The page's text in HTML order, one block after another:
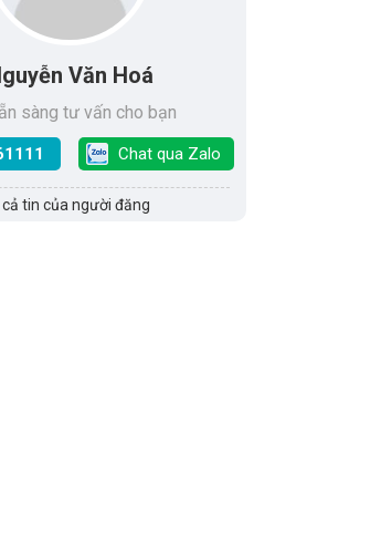
Văn Hoá
sàng tư vấn cho bạn
Chat qua Zalo
tin của người đăng